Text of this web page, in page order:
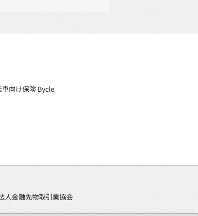
車向け保険 Bycle
人金融先物取引業協会